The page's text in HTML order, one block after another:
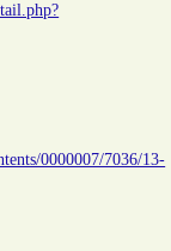
0000007/7036/13-